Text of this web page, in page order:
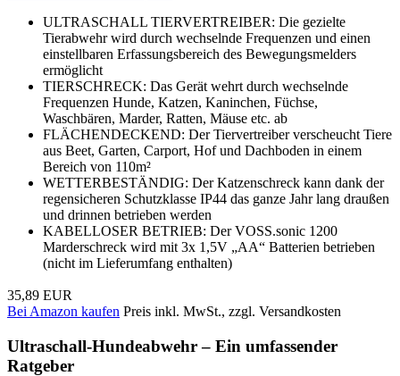
ULTRASCHALL TIERVERTREIBER: Die gezielte
Tierabwehr wird durch wechselnde Frequenzen und einen
einstellbaren Erfassungsbereich des Bewegungsmelders
ermöglicht
TIERSCHRECK: Das Gerät wehrt durch wechselnde
Frequenzen Hunde, Katzen, Kaninchen, Füchse,
Waschbären, Marder, Ratten, Mäuse etc. ab
FLÄCHENDECKEND: Der Tiervertreiber verscheucht Tiere
aus Beet, Garten, Carport, Hof und Dachboden in einem
Bereich von 110m²
WETTERBESTÄNDIG: Der Katzenschreck kann dank der
regensicheren Schutzklasse IP44 das ganze Jahr lang draußen
und drinnen betrieben werden
KABELLOSER BETRIEB: Der VOSS.sonic 1200
Marderschreck wird mit 3x 1,5V „AA“ Batterien betrieben
(nicht im Lieferumfang enthalten)
35,89 EUR
Bei Amazon kaufen Preis inkl. MwSt., zzgl. Versandkosten
Ultraschall-Hundeabwehr – Ein umfassender
Ratgeber